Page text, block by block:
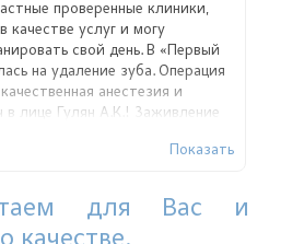
проверенные клиники,
качестве услуг и могу
свой день. В «Первый
на удаление зуба. Операция
анестезия и
в лице Гулян А.К.! Заживление
Показать
для Вас и